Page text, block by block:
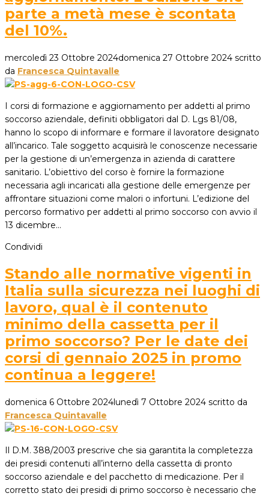
parte a metà mese è scontata
del 10%.
mercoledì 23 Ottobre 2024domenica 27 Ottobre 2024 scritto
da Francesca Quintavalle
I corsi di formazione e aggiornamento per addetti al primo
soccorso aziendale, definiti obbligatori dal D. Lgs 81/08,
hanno lo scopo di informare e formare il lavoratore designato
all’incarico. Tale soggetto acquisirà le conoscenze necessarie
per la gestione di un’emergenza in azienda di carattere
sanitario. L’obiettivo del corso è fornire la formazione
necessaria agli incaricati alla gestione delle emergenze per
affrontare situazioni come malori o infortuni. L’edizione del
percorso formativo per addetti al primo soccorso con avvio il
13 dicembre…
Condividi
Stando alle normative vigenti in
Italia sulla sicurezza nei luoghi di
lavoro, qual è il contenuto
minimo della cassetta per il
primo soccorso? Per le date dei
corsi di gennaio 2025 in promo
continua a leggere!
domenica 6 Ottobre 2024lunedì 7 Ottobre 2024 scritto da
Francesca Quintavalle
Il D.M. 388/2003 prescrive che sia garantita la completezza
dei presidi contenuti all’interno della cassetta di pronto
soccorso aziendale e del pacchetto di medicazione. Per il
corretto stato dei presidi di primo soccorso è necessario che